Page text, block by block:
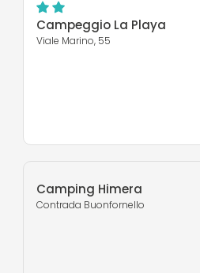
Cefalù
Campeggio La Playa
Viale Marino, 55
Camping Himera
Contrada Buonfornello